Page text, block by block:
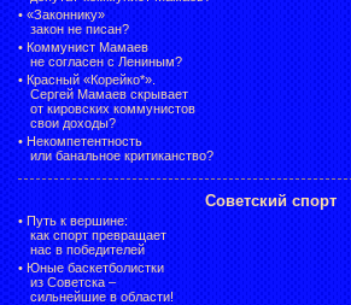
• «Законнику»
закон не писан?
• Коммунист Мамаев
не согласен с Лениным?
• Красный «Корейко*».
Сергей Мамаев скрывает
от кировских коммунистов
свои доходы?
• Некомпетентность
или банальное критиканство?
Советский спорт
• Путь к вершине:
как спорт превращает
нас в победителей
• Юные баскетболистки
из Советска –
сильнейшие в области!